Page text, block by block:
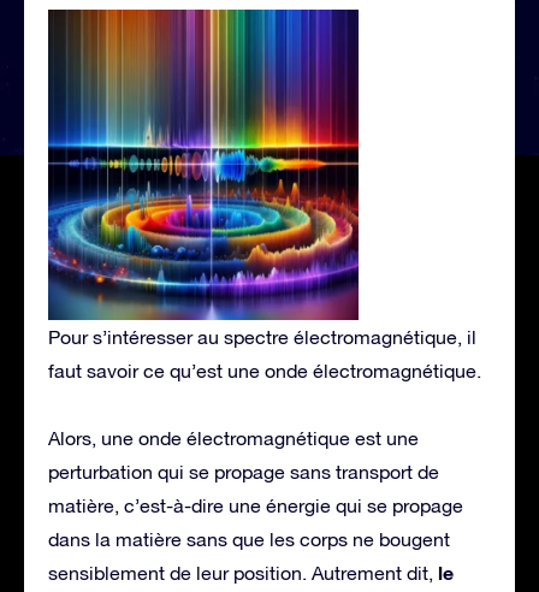
Pour s’intéresser au spectre électromagnétique, il
faut savoir ce qu’est une onde électromagnétique.
Alors, une onde électromagnétique est une
perturbation qui se propage sans transport de
matière, c’est-à-dire une énergie qui se propage
dans la matière sans que les corps ne bougent
sensiblement de leur position. Autrement dit, le